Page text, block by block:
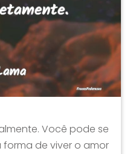
Você pode se
de viver o amor